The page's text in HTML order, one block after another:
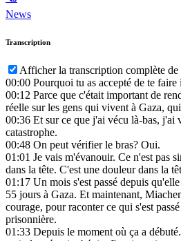
News
Transcription
Afficher la transcription complète de
00:00 Pourquoi tu as accepté de te
00:12 Parce que c'était important de
réelle sur les gens qui vivent à Gaza,
00:36 Et sur ce que j'ai vécu là-bas, j'ai
catastrophe.
00:48 On peut vérifier le bras? Oui.
01:01 Je vais m'évanouir. Ce n'est pas
dans la tête. C'est une douleur dans la
01:17 Un mois s'est passé depuis
55 jours à Gaza. Et maintenant,
courage, pour raconter ce qui s'est
prisonnière.
01:33 Depuis le moment où ça a